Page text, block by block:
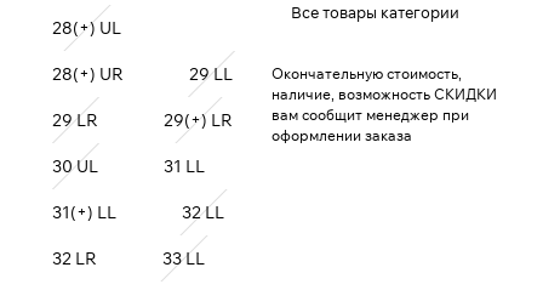
28(+) UL
28(+) UR 29 LL
29 LR 29(+) LR
30 UL 31 LL
31(+) LL 32 LL
32 LR 33 LL
Все товары категории
Окончательную стоимость,
наличие, возможность СКИДКИ
вам сообщит менеджер при
оформлении заказа